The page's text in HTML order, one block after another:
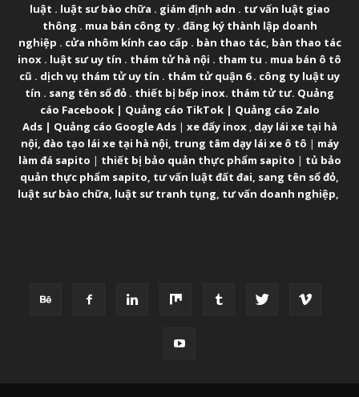
luật . luật sư bào chữa . giám định adn . tư vấn luật giao
thông . mua bán công ty. đăng ký thành lập doanh
nghiệp . cửa nhôm kính cao cấp . bàn thao tác, bàn thao tác
inox . luật sư uy tín . thám tử hà nội . tham tu . mua bán ô tô
cũ . dịch vụ thám tử uy tín . thám tử quận 6. công ty luật uy
tín . sang tên sổ đỏ . thiết bị bếp inox. thám tử tư. Quảng
cáo Facebook| Quảng cáo TikTok| Quảng cáo Zalo
Ads| Quảng cáo Google Ads| xe đẩy inox, dạy lái xe tại hà
nội, đào tạo lái xe tại hà nội, trung tâm dạy lái xe ô tô | máy
làm đá sapito | thiết bị bảo quản thực phẩm sapito | tủ bảo
quản thực phẩm sapito, tư vấn luật đất đai, sang tên sổ đỏ,
luật sư bào chữa, luật sư tranh tụng, tư vấn doanh nghiệp,